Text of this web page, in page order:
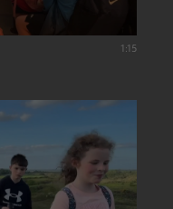
1:15